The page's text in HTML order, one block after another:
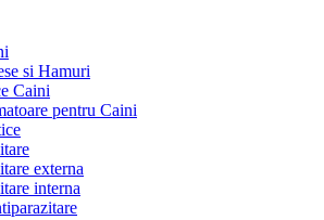
si Hamuri
Caini
pentru Caini
externa
interna